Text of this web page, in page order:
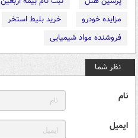
مزایده خودرو
خرید بلیط استخر
فروشنده مواد شیمیایی
نظر شما
نام
ایمیل